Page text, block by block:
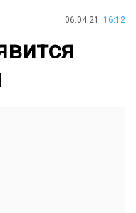
06.04.21 16:12